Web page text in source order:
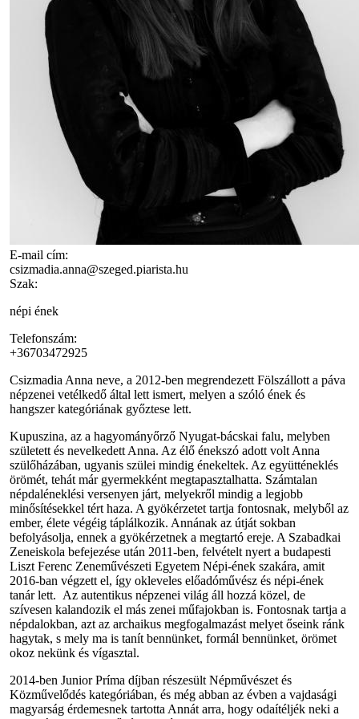
E-mail cím:
csizmadia.anna@szeged.piarista.hu
Szak:
népi ének
Telefonszám:
+36703472925
Csizmadia Anna neve, a 2012-ben megrendezett Fölszállott a páva
népzenei vetélkedő által lett ismert, melyen a szóló ének és
hangszer kategóriának győztese lett.
Kupuszina, az a hagyományőrző Nyugat-bácskai falu, melyben
született és nevelkedett Anna. Az élő énekszó adott volt Anna
szülőházában, ugyanis szülei mindig énekeltek. Az együtténeklés
örömét, tehát már gyermekként megtapasztalhatta. Számtalan
népdaléneklési versenyen járt, melyekről mindig a legjobb
minősítésekkel tért haza. A gyökérzetet tartja fontosnak, melyből az
ember, élete végéig táplálkozik. Annának az útját sokban
befolyásolja, ennek a gyökérzetnek a megtartó ereje. A Szabadkai
Zeneiskola befejezése után 2011-ben, felvételt nyert a budapesti
Liszt Ferenc Zeneművészeti Egyetem Népi-ének szakára, amit
2016-ban végzett el, így okleveles előadóművész és népi-ének
tanár lett. Az autentikus népzenei világ áll hozzá közel, de
szívesen kalandozik el más zenei műfajokban is. Fontosnak tartja a
népdalokban, azt az archaikus megfogalmazást melyet őseink ránk
hagytak, s mely ma is tanít bennünket, formál bennünket, örömet
okoz nekünk és vígasztal.
2014-ben Junior Príma díjban részesült Népművészet és
Közművelődés kategóriában, és még abban az évben a vajdasági
magyarság érdemesnek tartotta Annát arra, hogy odaítéljék neki a